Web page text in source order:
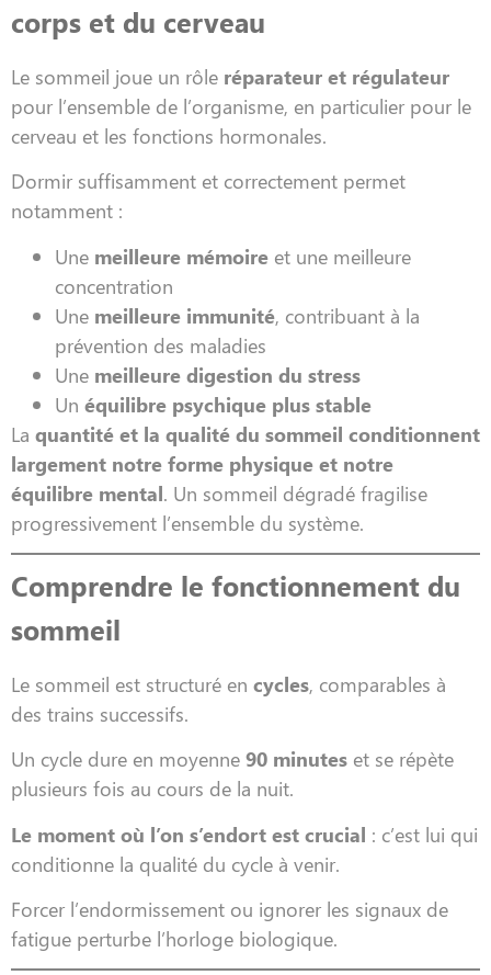
corps et du cerveau
Le sommeil joue un rôle réparateur et régulateur
pour l’ensemble de l’organisme, en particulier pour le
cerveau et les fonctions hormonales.
Dormir suffisamment et correctement permet
notamment :
Une meilleure mémoire et une meilleure
concentration
Une meilleure immunité, contribuant à la
prévention des maladies
Une meilleure digestion du stress
Un équilibre psychique plus stable
La quantité et la qualité du sommeil conditionnent
largement notre forme physique et notre
équilibre mental. Un sommeil dégradé fragilise
progressivement l’ensemble du système.
Comprendre le fonctionnement du
sommeil
Le sommeil est structuré en cycles, comparables à
des trains successifs.
Un cycle dure en moyenne 90 minutes et se répète
plusieurs fois au cours de la nuit.
Le moment où l’on s’endort est crucial : c’est lui qui
conditionne la qualité du cycle à venir.
Forcer l’endormissement ou ignorer les signaux de
fatigue perturbe l’horloge biologique.